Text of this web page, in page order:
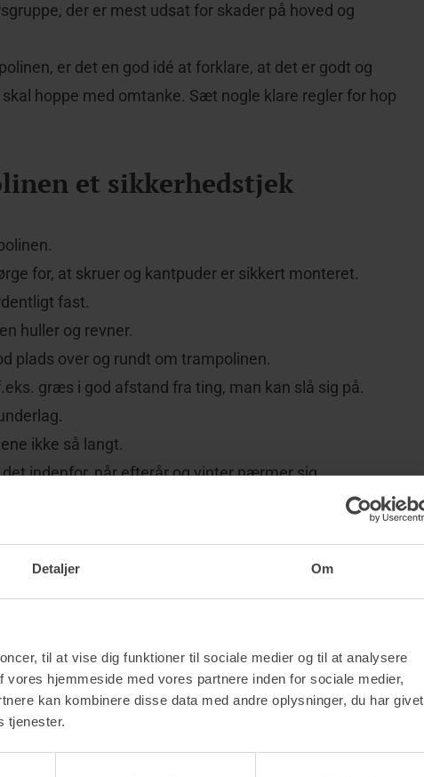
Detaljer Om
til at vise dig funktioner til sociale medier og til at analysere
hjemmeside med vores partnere inden for sociale medier,
kan kombinere disse data med andre oplysninger, du har givet
tjenester.
der er mest udsat for skader på hoved og
er det en god idé at forklare, at det er godt og
hoppe med omtanke. Sæt nogle klare regler for hop
et sikkerhedstjek
for, at skruer og kantpuder er sikkert monteret.
fast.
huller og revner.
plads over og rundt om trampolinen.
græs i god afstand fra ting, man kan slå sig på.
ikke så langt.
indenfor, når efterår og vinter nærmer sig.